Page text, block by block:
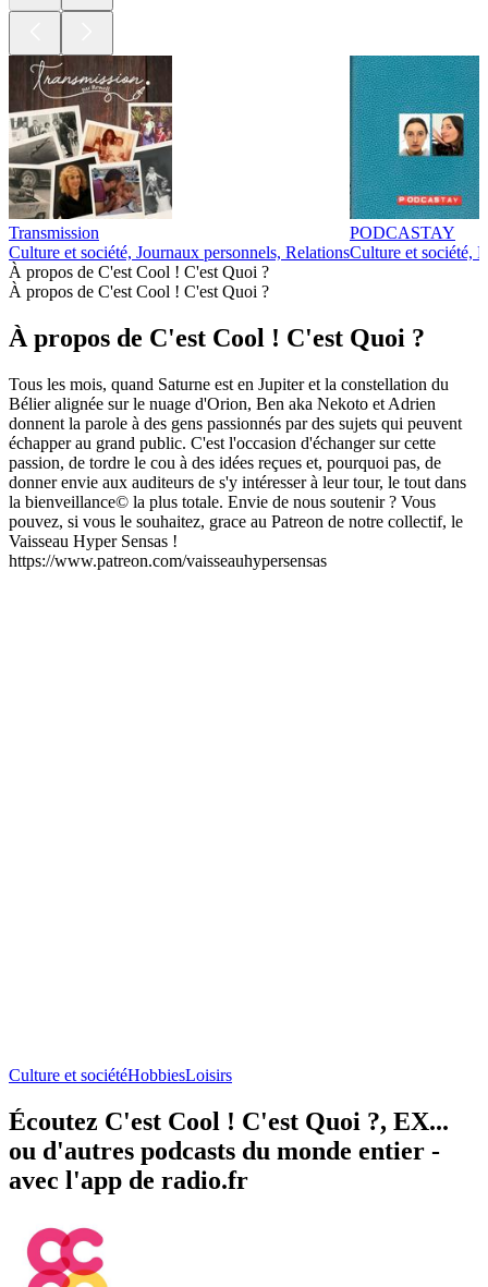
Transmission
Culture et société, Journaux personnels, Relations
PODCASTAY
Culture et société,
À propos de C'est Cool ! C'est Quoi ?
À propos de C'est Cool ! C'est Quoi ?
À propos de C'est Cool ! C'est Quoi ?
Tous les mois, quand Saturne est en Jupiter et la constellation du
Bélier alignée sur le nuage d'Orion, Ben aka Nekoto et Adrien
donnent la parole à des gens passionnés par des sujets qui peuvent
échapper au grand public. C'est l'occasion d'échanger sur cette
passion, de tordre le cou à des idées reçues et, pourquoi pas, de
donner envie aux auditeurs de s'y intéresser à leur tour, le tout dans
la bienveillance© la plus totale. Envie de nous soutenir ? Vous
pouvez, si vous le souhaitez, grace au Patreon de notre collectif, le
Vaisseau Hyper Sensas !
https://www.patreon.com/vaisseauhypersensas
Culture et sociétéHobbiesLoisirs
Écoutez C'est Cool ! C'est Quoi ?, EX...
ou d'autres podcasts du monde entier -
avec l'app de radio.fr